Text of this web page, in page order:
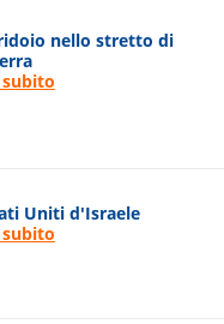
nello stretto di
subito
Uniti d'Israele
subito